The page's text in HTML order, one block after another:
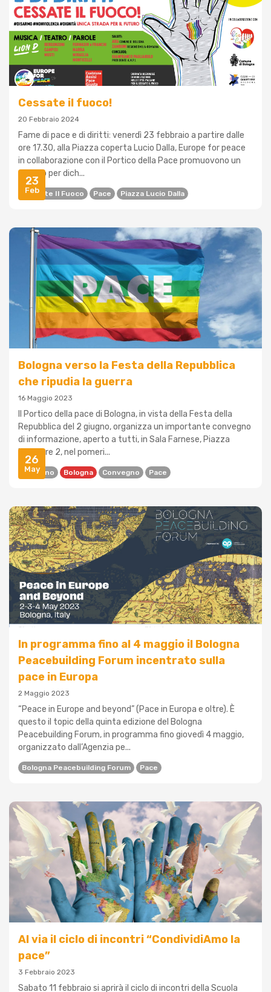
23
Feb
Cessate il fuoco!
20 Febbraio 2024
Fame di pace e di diritti: venerdì 23 febbraio a partire dalle
ore 17.30, alla Piazza coperta Lucio Dalla, Europe for peace
in collaborazione con il Portico della Pace promuovono un
evento per dich...
Cessate Il Fuoco Pace Piazza Lucio Dalla
26
May
Bologna verso la Festa della Repubblica
che ripudia la guerra
16 Maggio 2023
Il Portico della pace di Bologna, in vista della Festa della
Repubblica del 2 giugno, organizza un importante convegno
di informazione, aperto a tutti, in Sala Farnese, Piazza
Maggiore 2, nel pomeri...
2 Giugno Bologna Convegno Pace
In programma fino al 4 maggio il Bologna
Peacebuilding Forum incentrato sulla
pace in Europa
2 Maggio 2023
“Peace in Europe and beyond” (Pace in Europa e oltre). È
questo il topic della quinta edizione del Bologna
Peacebuilding Forum, in programma fino giovedì 4 maggio,
organizzato dall’Agenzia pe...
Bologna Peacebuilding Forum Pace
Al via il ciclo di incontri “CondividiAmo la
pace”
3 Febbraio 2023
Sabato 11 febbraio si aprirà il ciclo di incontri della Scuola